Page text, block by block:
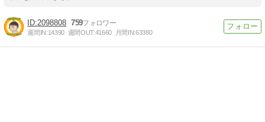
2098808 759
週間IN:14390 週間OUT:41660 月間IN:63380